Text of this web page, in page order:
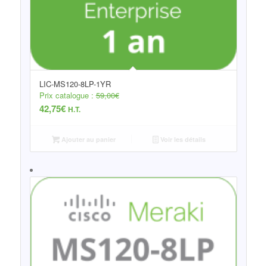
LIC-MS120-8LP-1YR
Prix catalogue :59,00€
42,75€ H.T.
Ajouter au panier Voir les détails